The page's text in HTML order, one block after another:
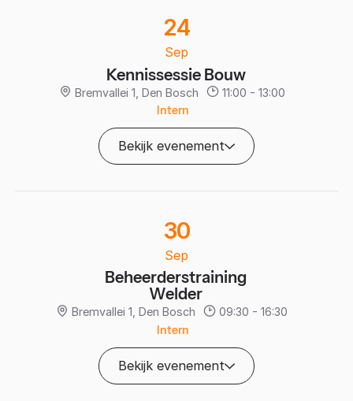
24
Sep
Kennissessie Bouw
Bremvallei 1, Den Bosch 11:00 - 13:00
Intern
Bekijk evenement
30
Sep
Beheerderstraining
Welder
Bremvallei 1, Den Bosch 09:30 - 16:30
Intern
Bekijk evenement